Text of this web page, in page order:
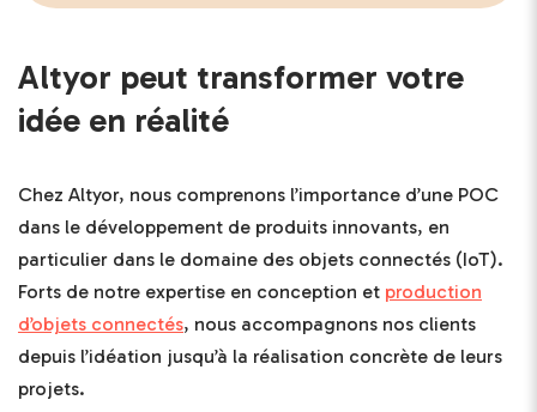
Altyor peut transformer votre
idée en réalité
Chez Altyor, nous comprenons l’importance d’une POC
dans le développement de produits innovants, en
particulier dans le domaine des objets connectés (IoT).
Forts de notre expertise en conception et production
d’objets connectés, nous accompagnons nos clients
depuis l’idéation jusqu’à la réalisation concrète de leurs
projets.